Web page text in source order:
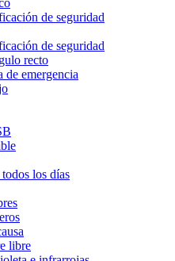
de seguridad
de seguridad
recto
de emergencia
los días
libre